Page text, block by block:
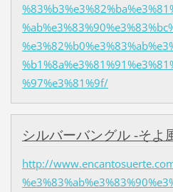
%97%e3%81%9f/
シルバーバングル -そよ
http://